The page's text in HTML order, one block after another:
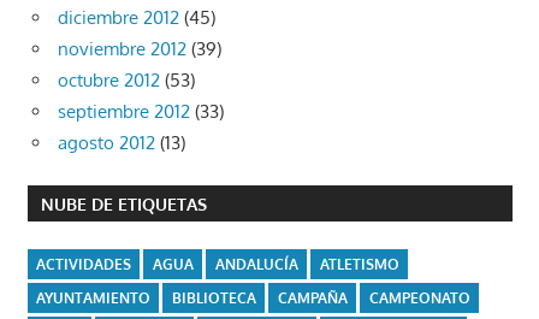
diciembre 2012 (45)
noviembre 2012 (39)
octubre 2012 (53)
septiembre 2012 (33)
agosto 2012 (13)
NUBE DE ETIQUETAS
ACTIVIDADES AGUA ANDALUCÍA
ATLETISMO
AYUNTAMIENTO
BIBLIOTECA CAMPAÑA
CAMPEONATO